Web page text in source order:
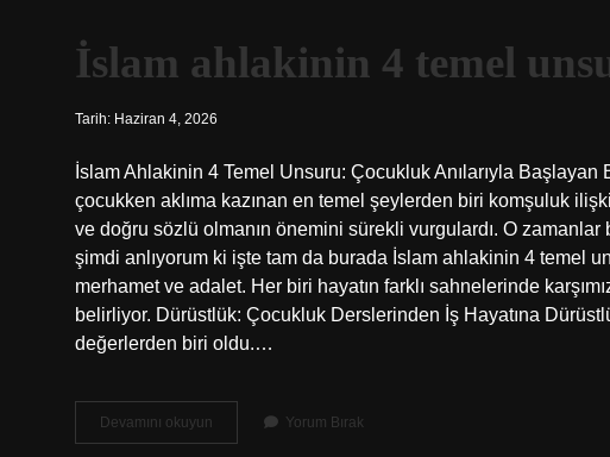
İslam ahlakinin 4 temel
Tarih: Haziran 4, 2026
İslam Ahlakinin 4 Temel Unsuru: Çocukluk Anılarıyla
çocukken aklıma kazınan en temel şeylerden biri komşuluk
ve doğru sözlü olmanın önemini sürekli vurgulardı. O
şimdi anlıyorum ki işte tam da burada İslam ahlakinin 4 temel
merhamet ve adalet. Her biri hayatın farklı sahnelerinde
belirliyor. Dürüstlük: Çocukluk Derslerinden İş Hayatına
değerlerden biri oldu.…
Devamını okuyun
ahlakinin
Yorum Bırak